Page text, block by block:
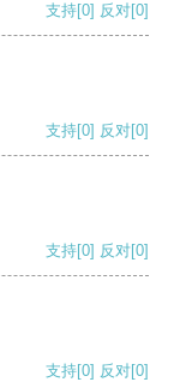
支持[0] 反对[0]
支持[0] 反对[0]
支持[0] 反对[0]
支持[0] 反对[0]